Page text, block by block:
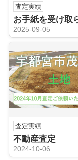
査定実績
2025-09-05
査定実績
不動産査定
2024-10-06